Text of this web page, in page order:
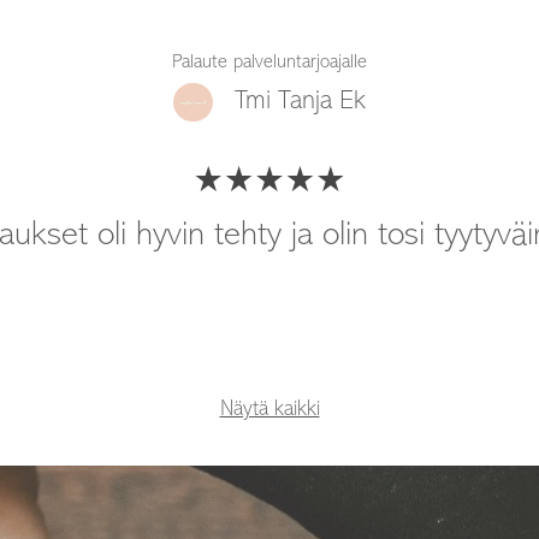
Palaute palveluntarjoajalle
Tmi Tanja Ek
oli hyvin tehty ja olin tosi
Näytä kaikki